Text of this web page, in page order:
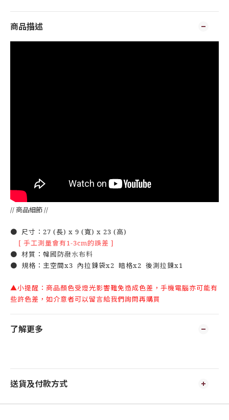
商品描述
// 商品細節 //
● 尺寸：27 (長) x 9 (寬) x 23 (高)
[ 手工測量會有1-3cm的誤差 ]
● 材質： 韓國防潑水布料
● 規格：主空間x3 內拉鍊袋x2 暗格x2 後測拉鍊x1
▲小提醒：商品顏色受燈光影響難免造成色差，手機電腦亦可能有
些許色差，如介意者可以留言給我們詢問再購買
了解更多
送貨及付款方式